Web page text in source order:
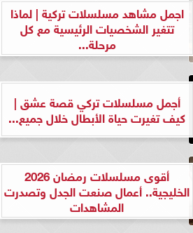
اجمل مشاهد مسلسلات تركية | لماذا
تتغير الشخصيات الرئيسية مع كل
مرحلة...
أجمل مسلسلات تركي قصة عشق |
كيف تغيرت حياة الأبطال خلال جميع...
أقوى مسلسلات رمضان 2026
الخليجية.. أعمال صنعت الجدل وتصدرت
المشاهدات